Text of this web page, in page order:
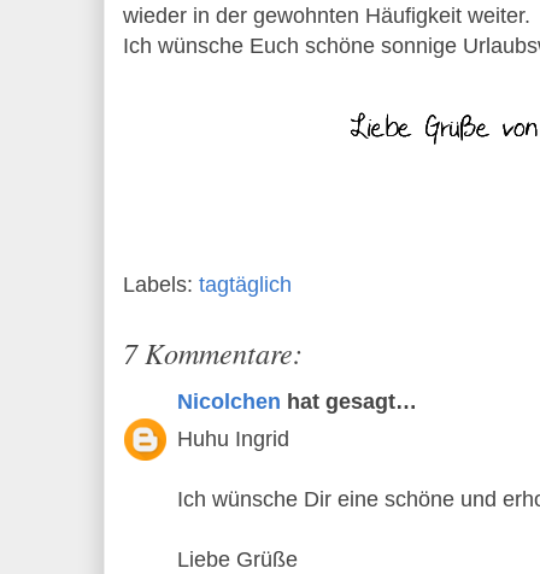
wieder in der gewohnten Häufigkeit weiter.
Ich wünsche Euch schöne sonnige
Labels: tagtäglich
7 Kommentare:
Nicolchen hat gesagt…
Huhu Ingrid
Ich wünsche Dir eine schöne und
Liebe Grüße